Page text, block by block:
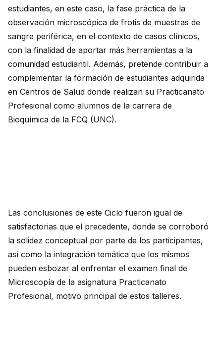
estudiantes, en este caso, la fase práctica de la
observación microscópica de frotis de muestras de
sangre periférica, en el contexto de casos clínicos,
con la finalidad de aportar más herramientas a la
comunidad estudiantil. Además, pretende contribuir a
complementar la formación de estudiantes adquirida
en Centros de Salud donde realizan su Practicanato
Profesional como alumnos de la carrera de
Bioquímica de la FCQ (UNC).
Las conclusiones de este Ciclo fueron igual de
satisfactorias que el precedente, donde se corroboró
la solidez conceptual por parte de los participantes,
así como la integración temática que los mismos
pueden esbozar al enfrentar el examen final de
Microscopía de la asignatura Practicanato
Profesional, motivo principal de estos talleres.